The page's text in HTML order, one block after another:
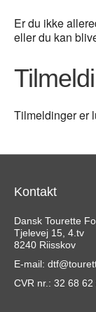
Er du ikke
eller du kan
Tilmeldinger er
Kontakt
Dansk Tourette
Tjelevej 15, 4.tv
8240 Riisskov
E-mail:
CVR nr.: 32 68 62